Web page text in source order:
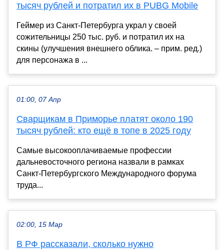
тысяч рублей и потратил их в PUBG Mobile
Геймер из Санкт-Петербурга украл у своей
сожительницы 250 тыс. руб. и потратил их на
скины (улучшения внешнего облика. – прим. ред.)
для персонажа в ...
01:00, 07 Апр
Сварщикам в Приморье платят около 190
тысяч рублей: кто ещё в топе в 2025 году
Самые высокооплачиваемые профессии
дальневосточного региона назвали в рамках
Санкт-Петербургского Международного форума
труда...
02:00, 15 Мар
В РФ рассказали, сколько нужно